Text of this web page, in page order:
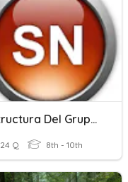
Estructura Del Grupo/Sintagma Nominal
24 Q 8th - 10th